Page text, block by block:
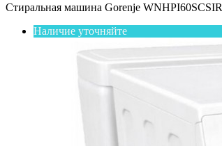
Стиральная машина Gorenje WNHPI60SCSIR
Наличие уточняйте